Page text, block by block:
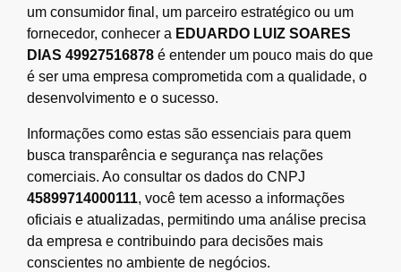
um consumidor final, um parceiro estratégico ou um
fornecedor, conhecer a EDUARDO LUIZ SOARES
DIAS 49927516878 é entender um pouco mais do que
é ser uma empresa comprometida com a qualidade, o
desenvolvimento e o sucesso.
Informações como estas são essenciais para quem
busca transparência e segurança nas relações
comerciais. Ao consultar os dados do CNPJ
45899714000111, você tem acesso a informações
oficiais e atualizadas, permitindo uma análise precisa
da empresa e contribuindo para decisões mais
conscientes no ambiente de negócios.